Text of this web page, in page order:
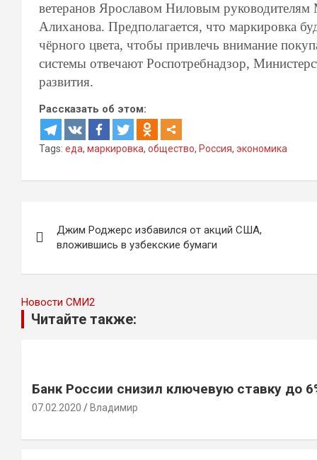
ветеранов Ярославом Ниловым
Алиханова. Предполагается, что маркировка
чёрного цвета, чтобы привлечь внимание
системы отвечают Роспотребнадзор,
развития.
Рассказать об этом:
Tags: еда, маркировка, общество, Россия, экономика
по
записям
Джим Роджерс избавился от акций США,
вложившись в узбекские бумаги
Новости СМИ2
Читайте также:
Банк России снизил ключевую ставку до
07.02.2020 Владимир